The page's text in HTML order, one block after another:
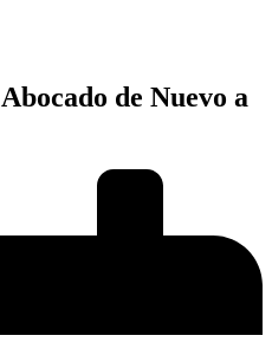
de Nuevo a